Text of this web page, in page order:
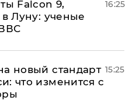
Falcon 9,
в Луну: ученые
16:25
новый стандарт
что изменится с
15:25